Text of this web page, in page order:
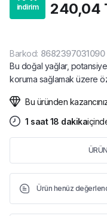
indirim 240,04
Barkod: 8682397031090
Bu doğal yağlar,
koruma sağlamak üzere
Bu üründen
1 saat 18 dakika
Ürün henüz